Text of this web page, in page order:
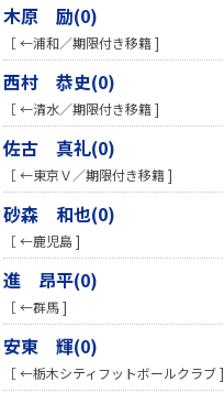
木原 励(0)
［ ←浦和／期限付き移籍 ]
西村 恭史(0)
［ ←清水／期限付き移籍 ]
佐古 真礼(0)
［ ←東京Ｖ／期限付き移籍 ]
砂森 和也(0)
［ ←鹿児島 ]
進 昂平(0)
［ ←群馬 ]
安東 輝(0)
［ ←栃木シティフットボールクラブ ]